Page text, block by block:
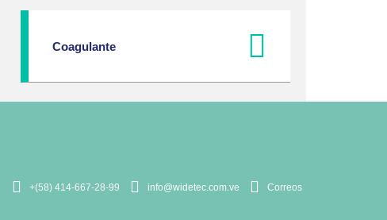
Coagulante
+(58) 414-667-28-99 info@widetec.com.ve Correos